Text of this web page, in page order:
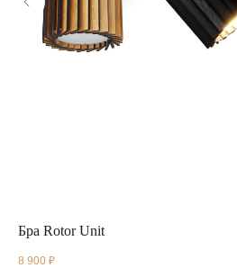
Бра Rotor Unit
8 900 ₽